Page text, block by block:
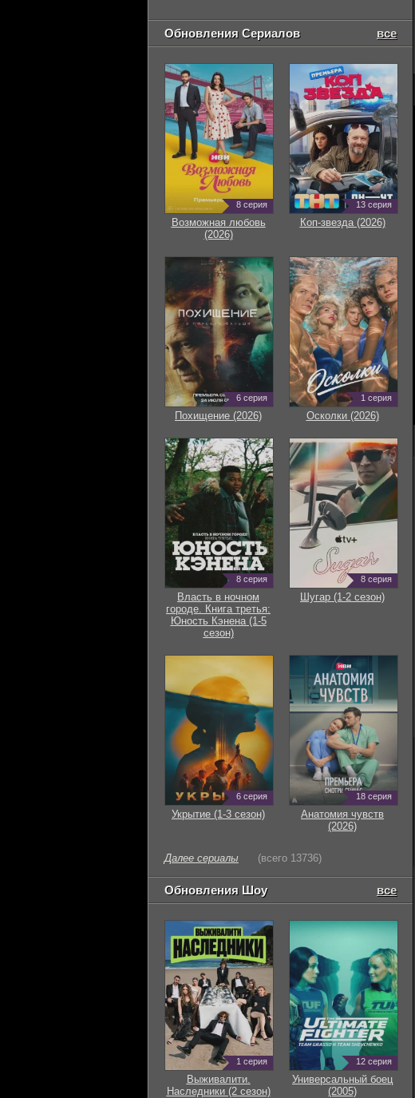
Обновления Сериалов все
8 серия
Возможная любовь
(2026)
13 серия
Коп-звезда (2026)
6 серия
Похищение (2026)
1 серия
Осколки (2026)
8 серия
Власть в ночном
городе. Книга третья:
Юность Кэнена (1-5
сезон)
8 серия
Шугар (1-2 сезон)
6 серия
Укрытие (1-3 сезон)
18 серия
Анатомия чувств
(2026)
Далее сериалы (всего 13736)
Обновления Шоу все
1 серия
Выживалити.
Наследники (2 сезон)
12 серия
Универсальный боец
(2005)